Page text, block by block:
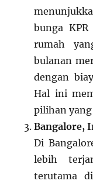
bunga
rumah
bulanan
dengan
Hal ini
pilihan yang
Bangalore,
Di
lebih
terutama